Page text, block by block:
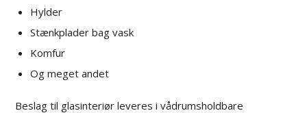
Hylder
Stænkplader bag vask
Komfur
Og meget andet
Beslag til glasinteriør leveres i vådrumsholdbare